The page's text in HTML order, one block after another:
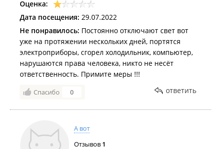
Оценка:
Дата посещения: 29.07.2022
Не понравилось: Постоянно отключают свет вот
уже на протяжении нескольких дней, портятся
электроприборы, сгорел холодильник, компьютер,
нарушаются права человека, никто не несёт
ответственность. Примите меры !!!
Спасибо 0 ответить
А вот
Отзывов 1